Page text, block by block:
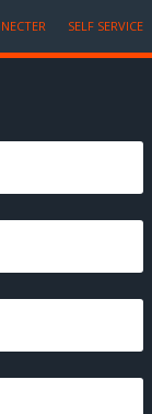
SELF SERVICE